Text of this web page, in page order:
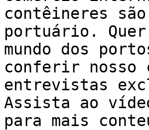
contêineres
portuário.
mundo dos
conferir nosso
entrevistas
Assista ao
para mais